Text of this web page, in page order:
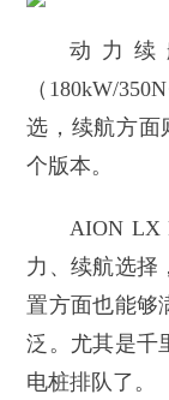
动力
（180kW/
选，续航方面
个版本。
AION LX
力、续航选择
置方面也能够
泛。尤其是千
电桩排队了。